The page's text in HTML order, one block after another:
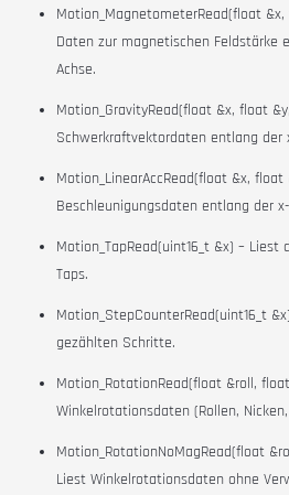
Motion_MagnetometerRead(float
Daten zur magnetischen Feldstärke
Achse.
Motion_GravityRead(float &x, float
Schwerkraftvektordaten entlang der
Motion_LinearAccRead(float &x,
Beschleunigungsdaten entlang der
Motion_TapRead(uint16_t &x) –
Taps.
Motion_StepCounterRead(uint16_t
gezählten Schritte.
Motion_RotationRead(float &roll,
Winkelrotationsdaten (Rollen,
Motion_RotationNoMagRead(float
Liest Winkelrotationsdaten ohne